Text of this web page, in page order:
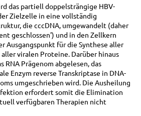
das partiell doppelsträngige HBV-
Zielzelle in eine vollständig
die cccDNA, umgewandelt (daher
geschlossen') und in den Zellkern
Ausgangspunkt für die Synthese aller
viralen Proteine. Darüber hinaus
RNA Prägenom abgelesen, das
Enzym reverse Transkriptase in DNA-
umgeschrieben wird. Die Ausheilung
erfordert somit die Elimination
verfügbaren Therapien nicht